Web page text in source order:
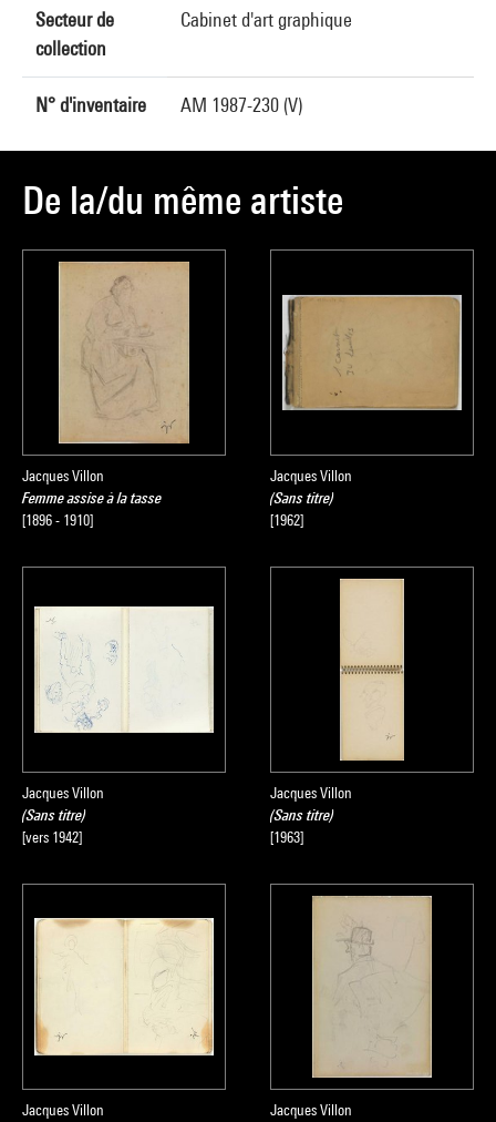
Secteur de
collection
Cabinet d'art graphique
N° d'inventaire AM 1987-230 (V)
De la/du même artiste
Jacques Villon
Femme assise à la tasse
[1896 - 1910]
Jacques Villon
(Sans titre)
[1962]
Jacques Villon
(Sans titre)
[vers 1942]
Jacques Villon
(Sans titre)
[1963]
Jacques Villon
Jacques Villon